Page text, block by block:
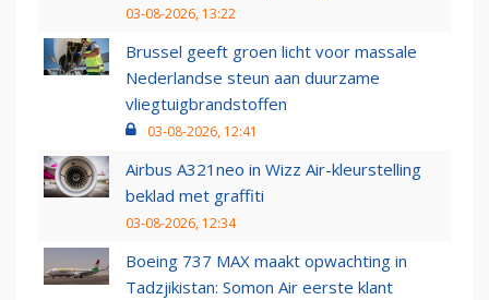
03-08-2026, 13:22
Brussel geeft groen licht voor massale
Nederlandse steun aan duurzame
vliegtuigbrandstoffen
03-08-2026, 12:41
Airbus A321neo in Wizz Air-kleurstelling
beklad met graffiti
03-08-2026, 12:34
Boeing 737 MAX maakt opwachting in
Tadzjikistan: Somon Air eerste klant